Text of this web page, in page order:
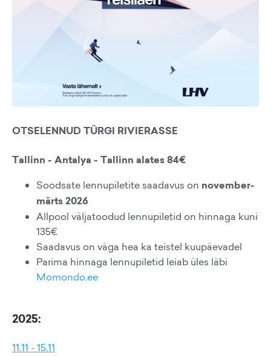
OTSELENNUD TÜRGI RIVIERASSE
Tallinn - Antalya - Tallinn alates 84€
Soodsate lennupiletite saadavus on november-
märts 2026
Allpool väljatoodud lennupiletid on hinnaga kuni
135€
Saadavus on väga hea ka teistel kuupäevadel
Parima hinnaga lennupiletid leiab üles läbi
Momondo.ee
2025:
11.11 - 15.11